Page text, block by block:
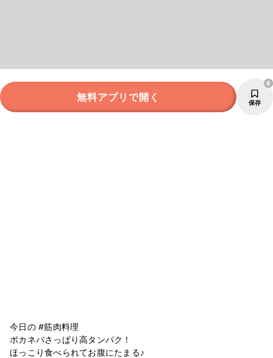
無料アプリで開く 保存
6
今日の #筋肉料理
ポカネバさっぱり高タンパク！
ほっこり食べられてお腹にたまる♪